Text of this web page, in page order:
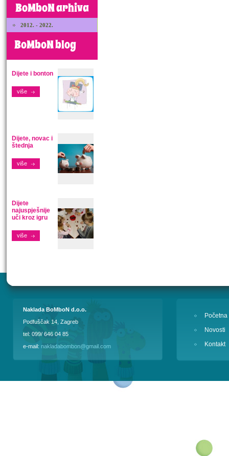
BoMboN arhiva
2012. - 2022.
BoMboN blog
Dijete i bonton
više
Dijete, novac i
štednja
više
Dijete
najuspješnije
uči kroz igru
više
Naklada BoMboN d.o.o.
Podfuščak 14, Zagreb
tel: 099/ 646 04 85
e-mail: nakladabombon@gmail.com
Početna
Novosti
Kontakt